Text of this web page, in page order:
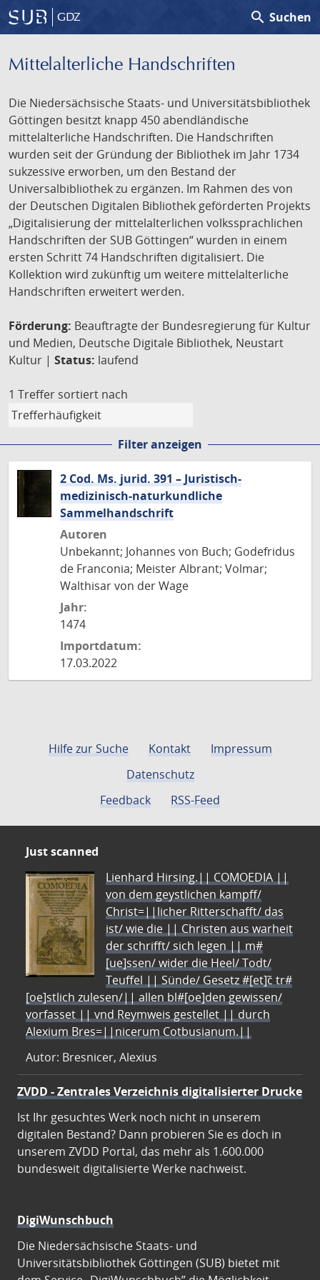
GDZ search Suchen
Mittelalterliche Handschriften
Die Niedersächsische Staats- und Universitätsbibliothek
Göttingen besitzt knapp 450 abendländische
mittelalterliche Handschriften. Die Handschriften
wurden seit der Gründung der Bibliothek im Jahr 1734
sukzessive erworben, um den Bestand der
Universalbibliothek zu ergänzen. Im Rahmen des von
der Deutschen Digitalen Bibliothek geförderten Projekts
„Digitalisierung der mittelalterlichen volkssprachlichen
Handschriften der SUB Göttingen“ wurden in einem
ersten Schritt 74 Handschriften digitalisiert. Die
Kollektion wird zukünftig um weitere mittelalterliche
Handschriften erweitert werden.
Förderung: Beauftragte der Bundesregierung für Kultur
und Medien, Deutsche Digitale Bibliothek, Neustart
Kultur | Status: laufend
1 Treffer sortiert nach
Filter anzeigen
2 Cod. Ms. jurid. 391 – Juristisch-
medizinisch-naturkundliche
Sammelhandschrift
Autoren
Unbekannt; Johannes von Buch; Godefridus
de Franconia; Meister Albrant; Volmar;
Walthisar von der Wage
Jahr:
1474
Importdatum:
17.03.2022
Hilfe zur Suche Kontakt
Impressum
Datenschutz
Feedback
RSS-Feed
Just scanned
Lienhard Hirsing.|| COMOEDIA ||
von dem geystlichen kampff/
Christ=||licher Ritterschafft/ das
ist/ wie die || Christen aus warheit
der schrifft/ sich legen || m#
[ue]ssen/ wider die Heel/ Todt/
Teuffel || Sünde/ Gesetz #[et]c̃ tr#
[oe]stlich zulesen/|| allen bl#[oe]den gewissen/
vorfasset || vnd Reymweis gestellet || durch
Alexium Bres=||nicerum Cotbusianum.||
Autor: Bresnicer, Alexius
ZVDD - Zentrales Verzeichnis digitalisierter Drucke
Ist Ihr gesuchtes Werk noch nicht in unserem
digitalen Bestand? Dann probieren Sie es doch in
unserem ZVDD Portal, das mehr als 1.600.000
bundesweit digitalisierte Werke nachweist.
DigiWunschbuch
Die Niedersächsische Staats- und
Universitätsbibliothek Göttingen (SUB) bietet mit